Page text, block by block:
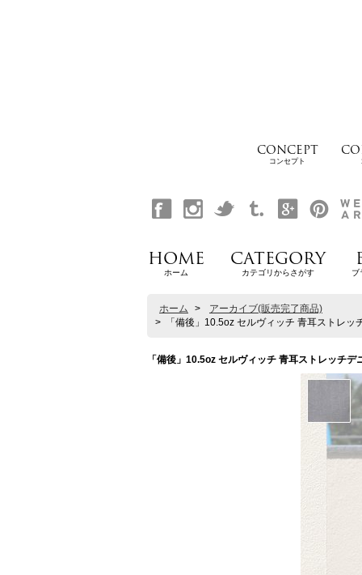
CONCEPT
コンセプト
HOME
ホーム
CATEGORY
カテゴリからさがす ブ
ホーム >
アーカイブ(販売完了商品)
>
「備後」10.5oz セルヴィッチ 青耳ストレ
「備後」10.5oz セルヴィッチ 青耳ストレッチ